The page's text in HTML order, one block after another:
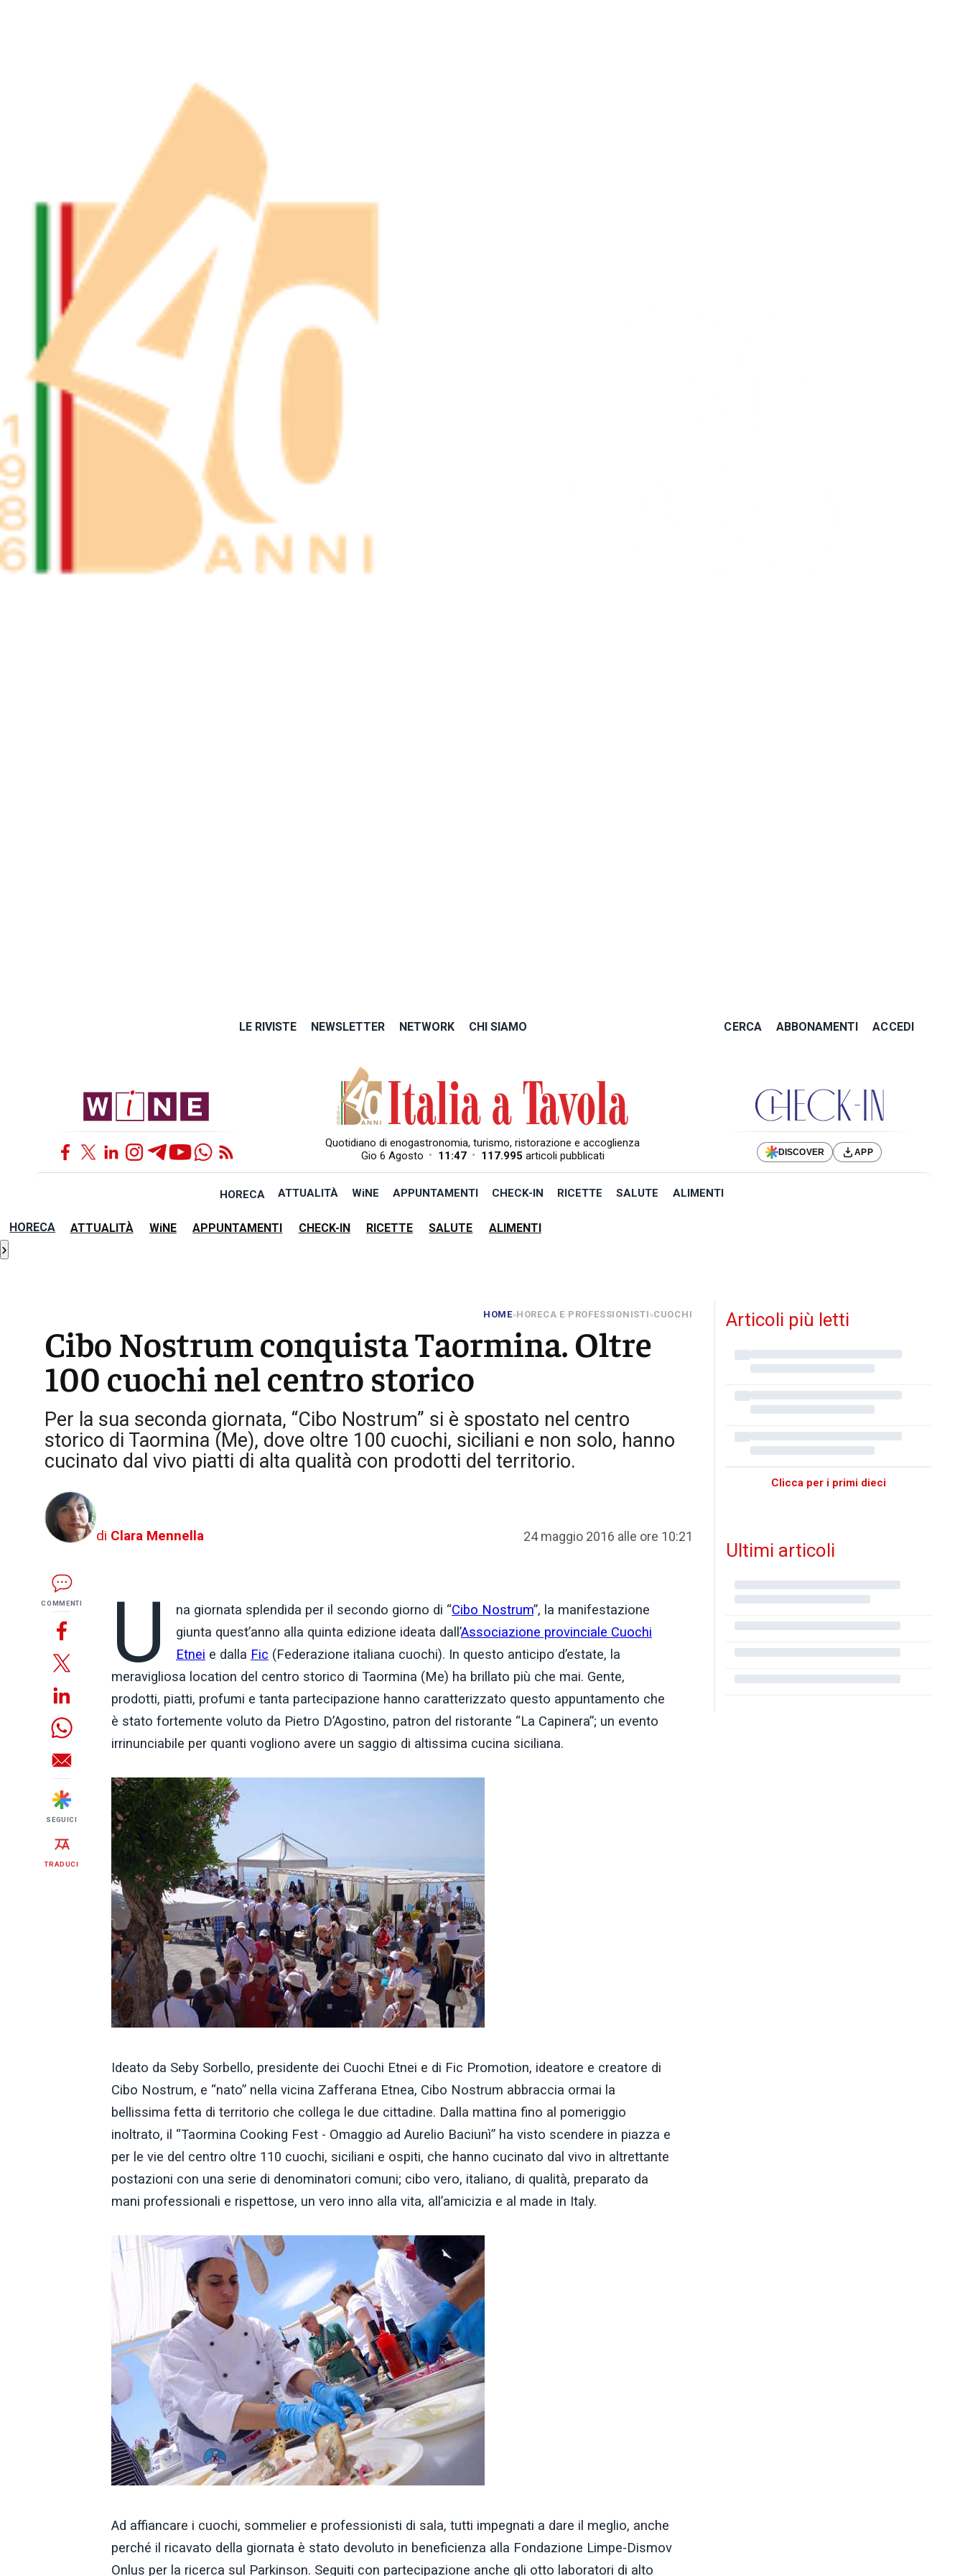
LE RIVISTE NEWSLETTER NETWORK CHI SIAMO CERCA ABBONAMENTI ACCEDI
Quotidiano di enogastronomia, turismo, ristorazione e accoglienza
Gio 6 Agosto • 11:47 • 117.995 articoli pubblicati DISCOVER APP
HORECA ATTUALITÀ WiNE APPUNTAMENTI CHECK-IN RICETTE SALUTE ALIMENTI
HORECA ATTUALITÀ WiNE APPUNTAMENTI CHECK-IN RICETTE SALUTE ALIMENTI
›
HOME»HORECA E PROFESSIONISTI »CUOCHI
Cibo Nostrum conquista Taormina. Oltre
100 cuochi nel centro storico
Per la sua seconda giornata, “Cibo Nostrum” si è spostato nel centro
storico di Taormina (Me), dove oltre 100 cuochi, siciliani e non solo, hanno
cucinato dal vivo piatti di alta qualità con prodotti del territorio.
di Clara Mennella 24 maggio 2016 alle ore 10:21
COMMENTI
SEGUICI
TRADUCI
U na giornata splendida per il secondo giorno di “Cibo Nostrum”, la manifestazione
giunta quest’anno alla quinta edizione ideata dall’Associazione provinciale Cuochi
Etnei e dalla Fic (Federazione italiana cuochi). In questo anticipo d’estate, la
meravigliosa location del centro storico di Taormina (Me) ha brillato più che mai. Gente,
prodotti, piatti, profumi e tanta partecipazione hanno caratterizzato questo appuntamento che
è stato fortemente voluto da Pietro D’Agostino, patron del ristorante “La Capinera”; un evento
irrinunciabile per quanti vogliono avere un saggio di altissima cucina siciliana.
Ideato da Seby Sorbello, presidente dei Cuochi Etnei e di Fic Promotion, ideatore e creatore di
Cibo Nostrum, e “nato” nella vicina Zafferana Etnea, Cibo Nostrum abbraccia ormai la
bellissima fetta di territorio che collega le due cittadine. Dalla mattina fino al pomeriggio
inoltrato, il “Taormina Cooking Fest - Omaggio ad Aurelio Baciunì” ha visto scendere in piazza e
per le vie del centro oltre 110 cuochi, siciliani e ospiti, che hanno cucinato dal vivo in altrettante
postazioni con una serie di denominatori comuni; cibo vero, italiano, di qualità, preparato da
mani professionali e rispettose, un vero inno alla vita, all’amicizia e al made in Italy.
Ad affiancare i cuochi, sommelier e professionisti di sala, tutti impegnati a dare il meglio, anche
perché il ricavato della giornata è stato devoluto in beneficienza alla Fondazione Limpe-Dismov
Onlus per la ricerca sul Parkinson. Seguiti con partecipazione anche gli otto laboratori di alto
Articoli più letti
Clicca per i primi dieci
Ultimi articoli